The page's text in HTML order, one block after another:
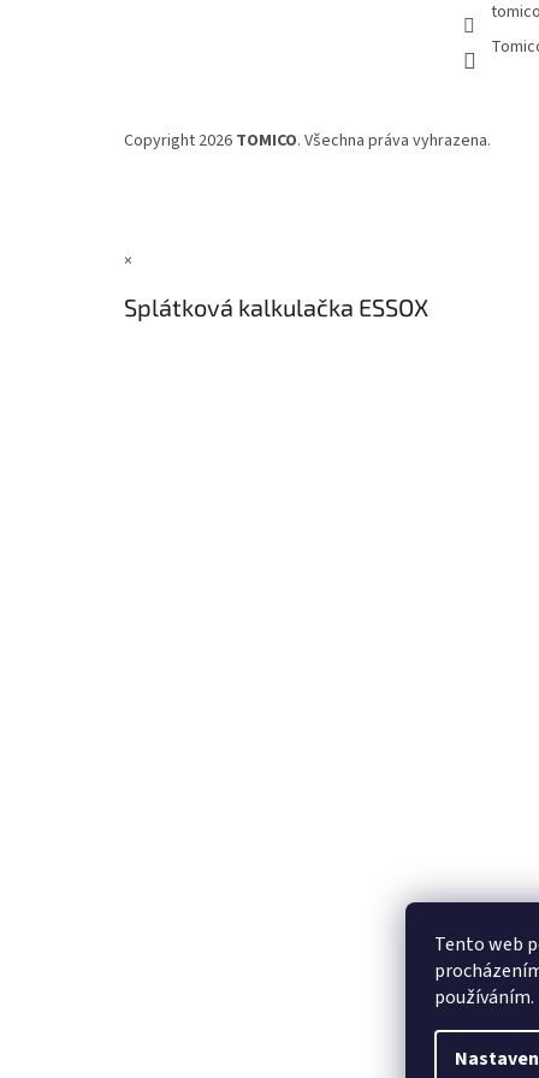
Tento web
používáním.
Copyright 2026 TOMICO. Všechna práva vyhrazena.
×
Splátková kalkulačka ESSOX